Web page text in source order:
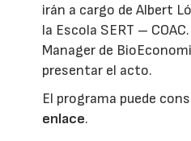
irán a cargo de Albert
la Escola SERT –
Manager de
presentar el acto.
El programa puede
enlace.